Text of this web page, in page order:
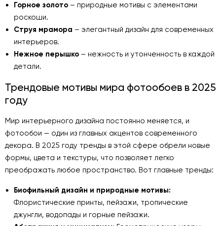
Горное золото – природные мотивы с элементами
роскоши.
Струя мрамора – элегантный дизайн для современных
интерьеров.
Нежное перышко – нежность и утонченность в каждой
детали.
Трендовые мотивы мира фотообоев в 2025
году
Мир интерьерного дизайна постоянно меняется, и
фотообои — один из главных акцентов современного
декора. В 2025 году тренды в этой сфере обрели новые
формы, цвета и текстуры, что позволяет легко
преображать любое пространство. Вот главные тренды:
Биофильный дизайн и природные мотивы:
Флористические принты, пейзажи, тропические
джунгли, водопады и горные пейзажи.